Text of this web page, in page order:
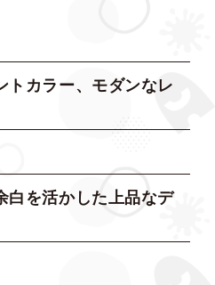
トカラー、モダンなレ
白を活かした上品なデ